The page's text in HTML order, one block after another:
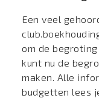
Een veel
om de
kunt nu de
maken. Alle
budgetten lees